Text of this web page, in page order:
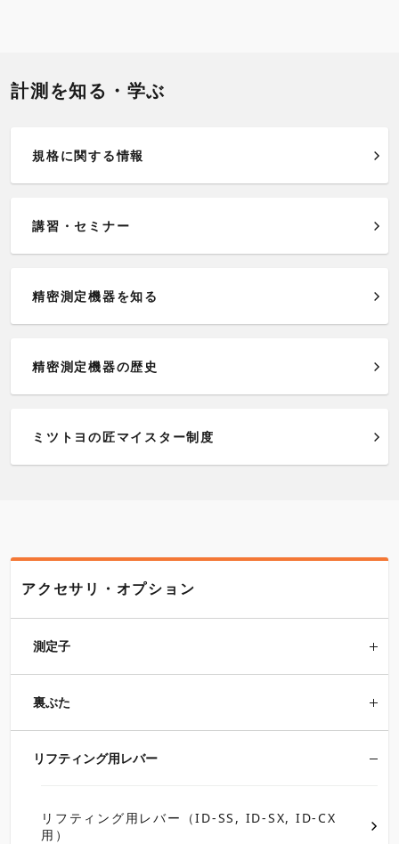
計測を知る・学ぶ
規格に関する情報
講習・セミナー
精密測定機器を知る
精密測定機器の歴史
ミツトヨの匠マイスター制度
アクセサリ・オプション
測定子
裏ぶた
リフティング用レバー
リフティング用レバー（ID-SS, ID-SX, ID-CX
用）